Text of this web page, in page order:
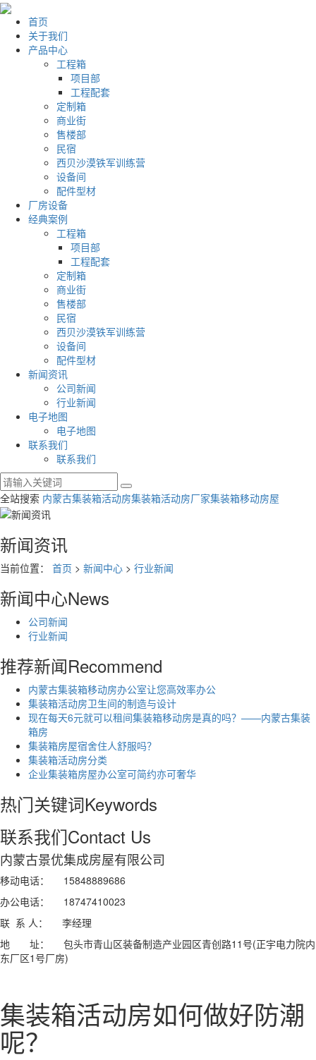
首页
关于我们
产品中心
工程箱
项目部
工程配套
定制箱
商业街
售楼部
民宿
西贝沙漠铁军训练营
设备间
配件型材
厂房设备
经典案例
工程箱
项目部
工程配套
定制箱
商业街
售楼部
民宿
西贝沙漠铁军训练营
设备间
配件型材
新闻资讯
公司新闻
行业新闻
电子地图
电子地图
联系我们
联系我们
全站搜索 内蒙古集装箱活动房集装箱活动房厂家集装箱移动房屋
新闻资讯
当前位置： 首页 > 新闻中心 > 行业新闻
新闻中心News
公司新闻
行业新闻
推荐新闻Recommend
内蒙古集装箱移动房办公室让您高效率办公
集装箱活动房卫生间的制造与设计
现在每天6元就可以租间集装箱移动房是真的吗？——内蒙古集装
箱房
集装箱房屋宿舍住人舒服吗？
集装箱活动房分类
企业集装箱房屋办公室可简约亦可奢华
热门关键词Keywords
联系我们Contact Us
内蒙古景优集成房屋有限公司
移动电话： 15848889686
办公电话： 18747410023
联 系 人： 李经理
地 址： 包头市青山区装备制造产业园区青创路11号(正宇电力院内
东厂区1号厂房)
集装箱活动房如何做好防潮
呢？